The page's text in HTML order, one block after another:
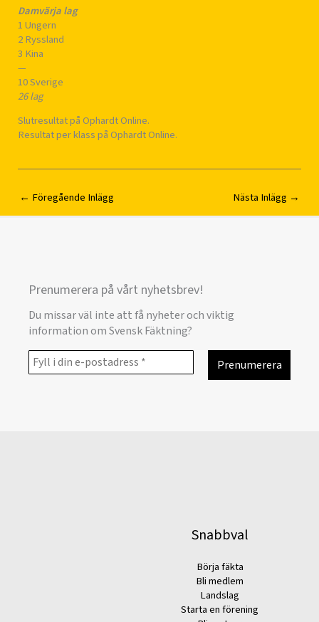
Damvärja lag
1 Ungern
2 Ryssland
3 Kina
—
10 Sverige
26 lag
Slutresultat på Ophardt Online.
Resultat per klass på Ophardt Online.
← Föregående Inlägg Nästa Inlägg →
Prenumerera på vårt nyhetsbrev!
Du missar väl inte att få nyheter och viktig
information om Svensk Fäktning?
Snabbval
Börja fäkta
Bli medlem
Landslag
Starta en förening